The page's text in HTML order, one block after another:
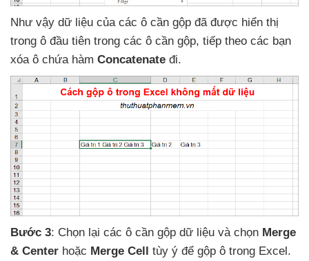
Như vậy dữ liệu của các ô cần gộp đã được hiển thị
trong ô đầu tiên trong các ô cần gộp, tiếp theo các bạn
xóa ô chứa hàm Concatenate đi.
Bước 3: Chọn lại các ô cần gộp dữ liệu và chọn Merge
& Center hoặc Merge Cell tùy ý để gộp ô trong Excel.